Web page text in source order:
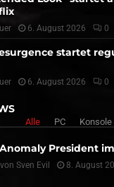
6. August 2026 0
startet
6. August 2026 0
Alle PC Konsole
Anomaly President
von Sven Evil 8. August